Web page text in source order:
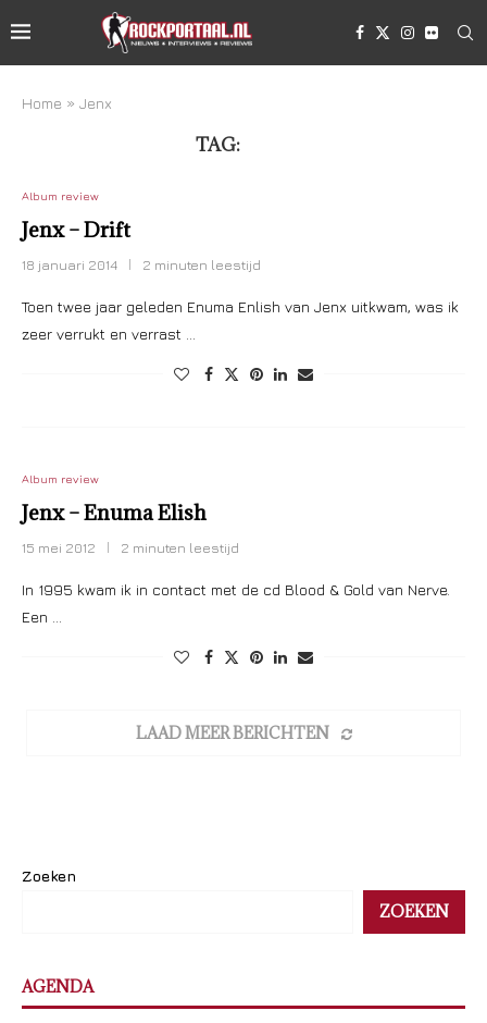
Home » Jenx
TAG:
Album review
Jenx – Drift
18 januari 2014 2 minuten leestijd
Toen twee jaar geleden Enuma Enlish van Jenx uitkwam, was ik
zeer verrukt en verrast …
Album review
Jenx – Enuma Elish
15 mei 2012 2 minuten leestijd
In 1995 kwam ik in contact met de cd Blood & Gold van Nerve.
Een …
LAAD MEER BERICHTEN
Zoeken
ZOEKEN
AGENDA